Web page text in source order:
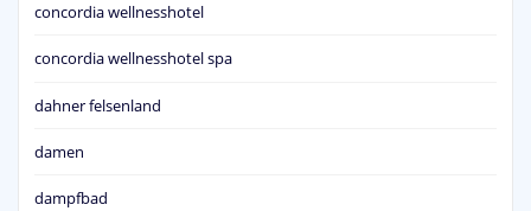
concordia wellnesshotel
concordia wellnesshotel spa
dahner felsenland
damen
dampfbad